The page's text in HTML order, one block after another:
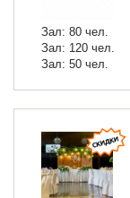
Зал: 80 чел.
Зал: 120 чел.
Зал: 50 чел.